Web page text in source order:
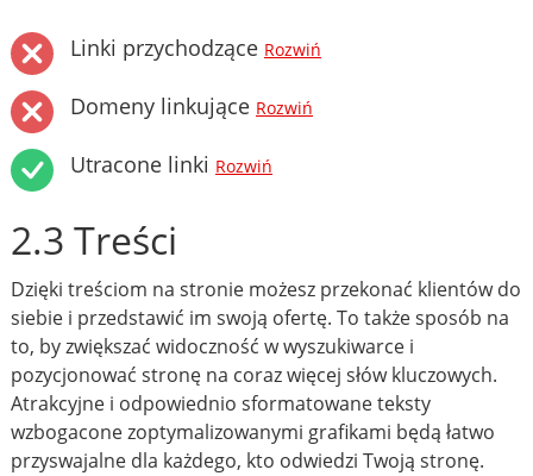
Linki przychodzące Rozwiń
Domeny linkujące Rozwiń
Utracone linki Rozwiń
2.3 Treści
Dzięki treściom na stronie możesz przekonać klientów do
siebie i przedstawić im swoją ofertę. To także sposób na
to, by zwiększać widoczność w wyszukiwarce i
pozycjonować stronę na coraz więcej słów kluczowych.
Atrakcyjne i odpowiednio sformatowane teksty
wzbogacone zoptymalizowanymi grafikami będą łatwo
przyswajalne dla każdego, kto odwiedzi Twoją stronę.